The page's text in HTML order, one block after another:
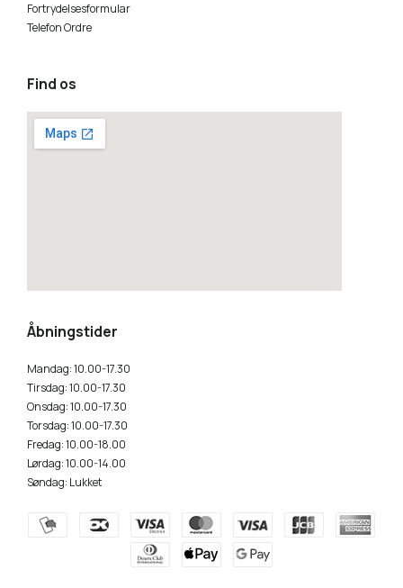
Fortrydelsesformular
Telefon Ordre
Find os
Åbningstider
Mandag: 10.00-17.30
Tirsdag: 10.00-17.30
Onsdag: 10.00-17.30
Torsdag: 10.00-17.30
Fredag: 10.00-18.00
Lørdag: 10.00-14.00
Søndag: Lukket